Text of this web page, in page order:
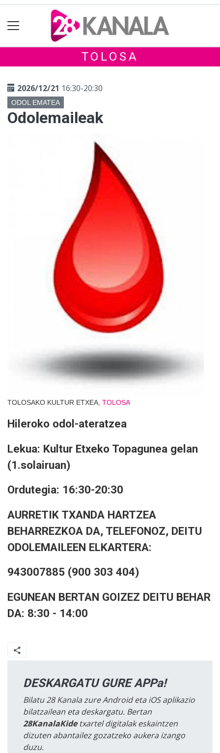
TOLOSA
2026/12/21 16:30-20:30
ODOL EMATEA
Odolemaileak
TOLOSAKO KULTUR ETXEA, TOLOSA
Hileroko odol-ateratzea
Lekua: Kultur Etxeko Topagunea gelan
(1.solairuan)
Ordutegia: 16:30-20:30
AURRETIK TXANDA HARTZEA
BEHARREZKOA DA, TELEFONOZ, DEITU
ODOLEMAILEEN ELKARTERA:
943007885 (900 303 404)
EGUNEAN BERTAN GOIZEZ DEITU BEHAR
DA: 8:30 - 14:00
DESKARGATU GURE APPa!
Bilatu 28 Kanala zure Android eta iOS aplikazio
bilatzailean eta deskargatu. Bertan
28KanalaKidetxartel digitalak eskaintzen
dizuten abantailez gozatzeko aukera izango
duzu.